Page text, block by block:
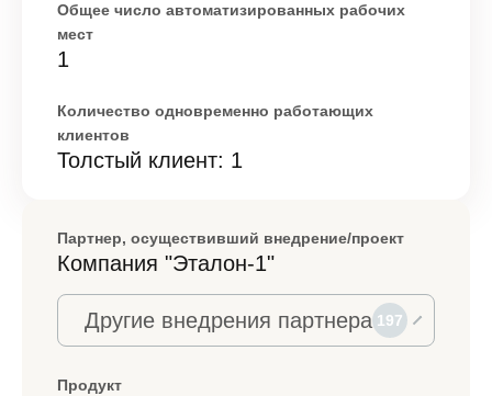
Общее число автоматизированных рабочих
мест
1
Количество одновременно работающих
клиентов
Толстый клиент: 1
Партнер, осуществивший внедрение/проект
Компания "Эталон-1"
Другие внедрения партнера 197
Продукт